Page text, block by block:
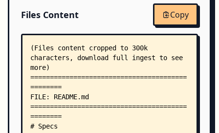
    ├── .rustfmt.toml
    │   ├── benches_main.rs
    │   ├── big_or_small.rs
    │   ├── parallel.rs
    │   ├── storage_cmp.rs
    │   ├── storage_sparse.rs
    │   └── world.rs
    ├── docs/
    │   ├── tutorials/
    │   │   ├── book.toml
    │   │   └── src/
Files Content Copy